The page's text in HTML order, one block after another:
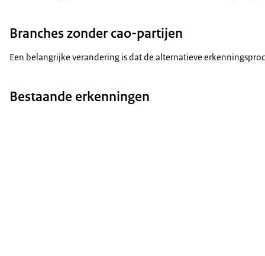
Branches zonder cao-partijen
Een belangrijke verandering is dat de alternatieve
Bestaande erkenningen